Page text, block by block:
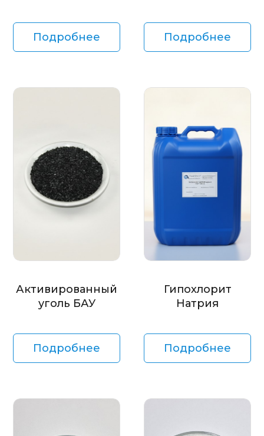
Подробнее Подробнее
Активированный
уголь БАУ
Подробнее
Гипохлорит
Натрия
Подробнее